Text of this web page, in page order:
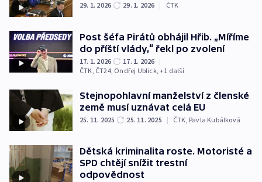
29. 1. 2026 29. 1. 2026 | ČTK
Post šéfa Pirátů obhájil Hřib. „Míříme
do příští vlády,“ řekl po zvolení
17. 1. 2026 17. 1. 2026 |
ČTK ČT24, Ondřej Ublick, +1 další
Stejnopohlavní manželství z členské
země musí uznávat celá EU
25. 11. 2025 25. 11. 2025 | ČTK Pavla Kubálková
Dětská kriminalita roste. Motoristé a
SPD chtějí snížit trestní
odpovědnost